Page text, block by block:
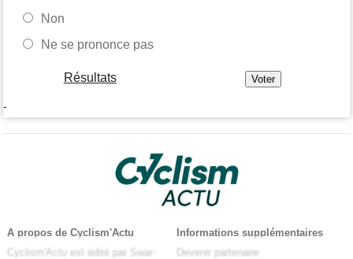
Non
Ne se prononce pas
Résultats
-
A propos de Cyclism'Actu
Cyclism'Actu est édité par Swar-
Informations supplémentaires
Devenir partenaire